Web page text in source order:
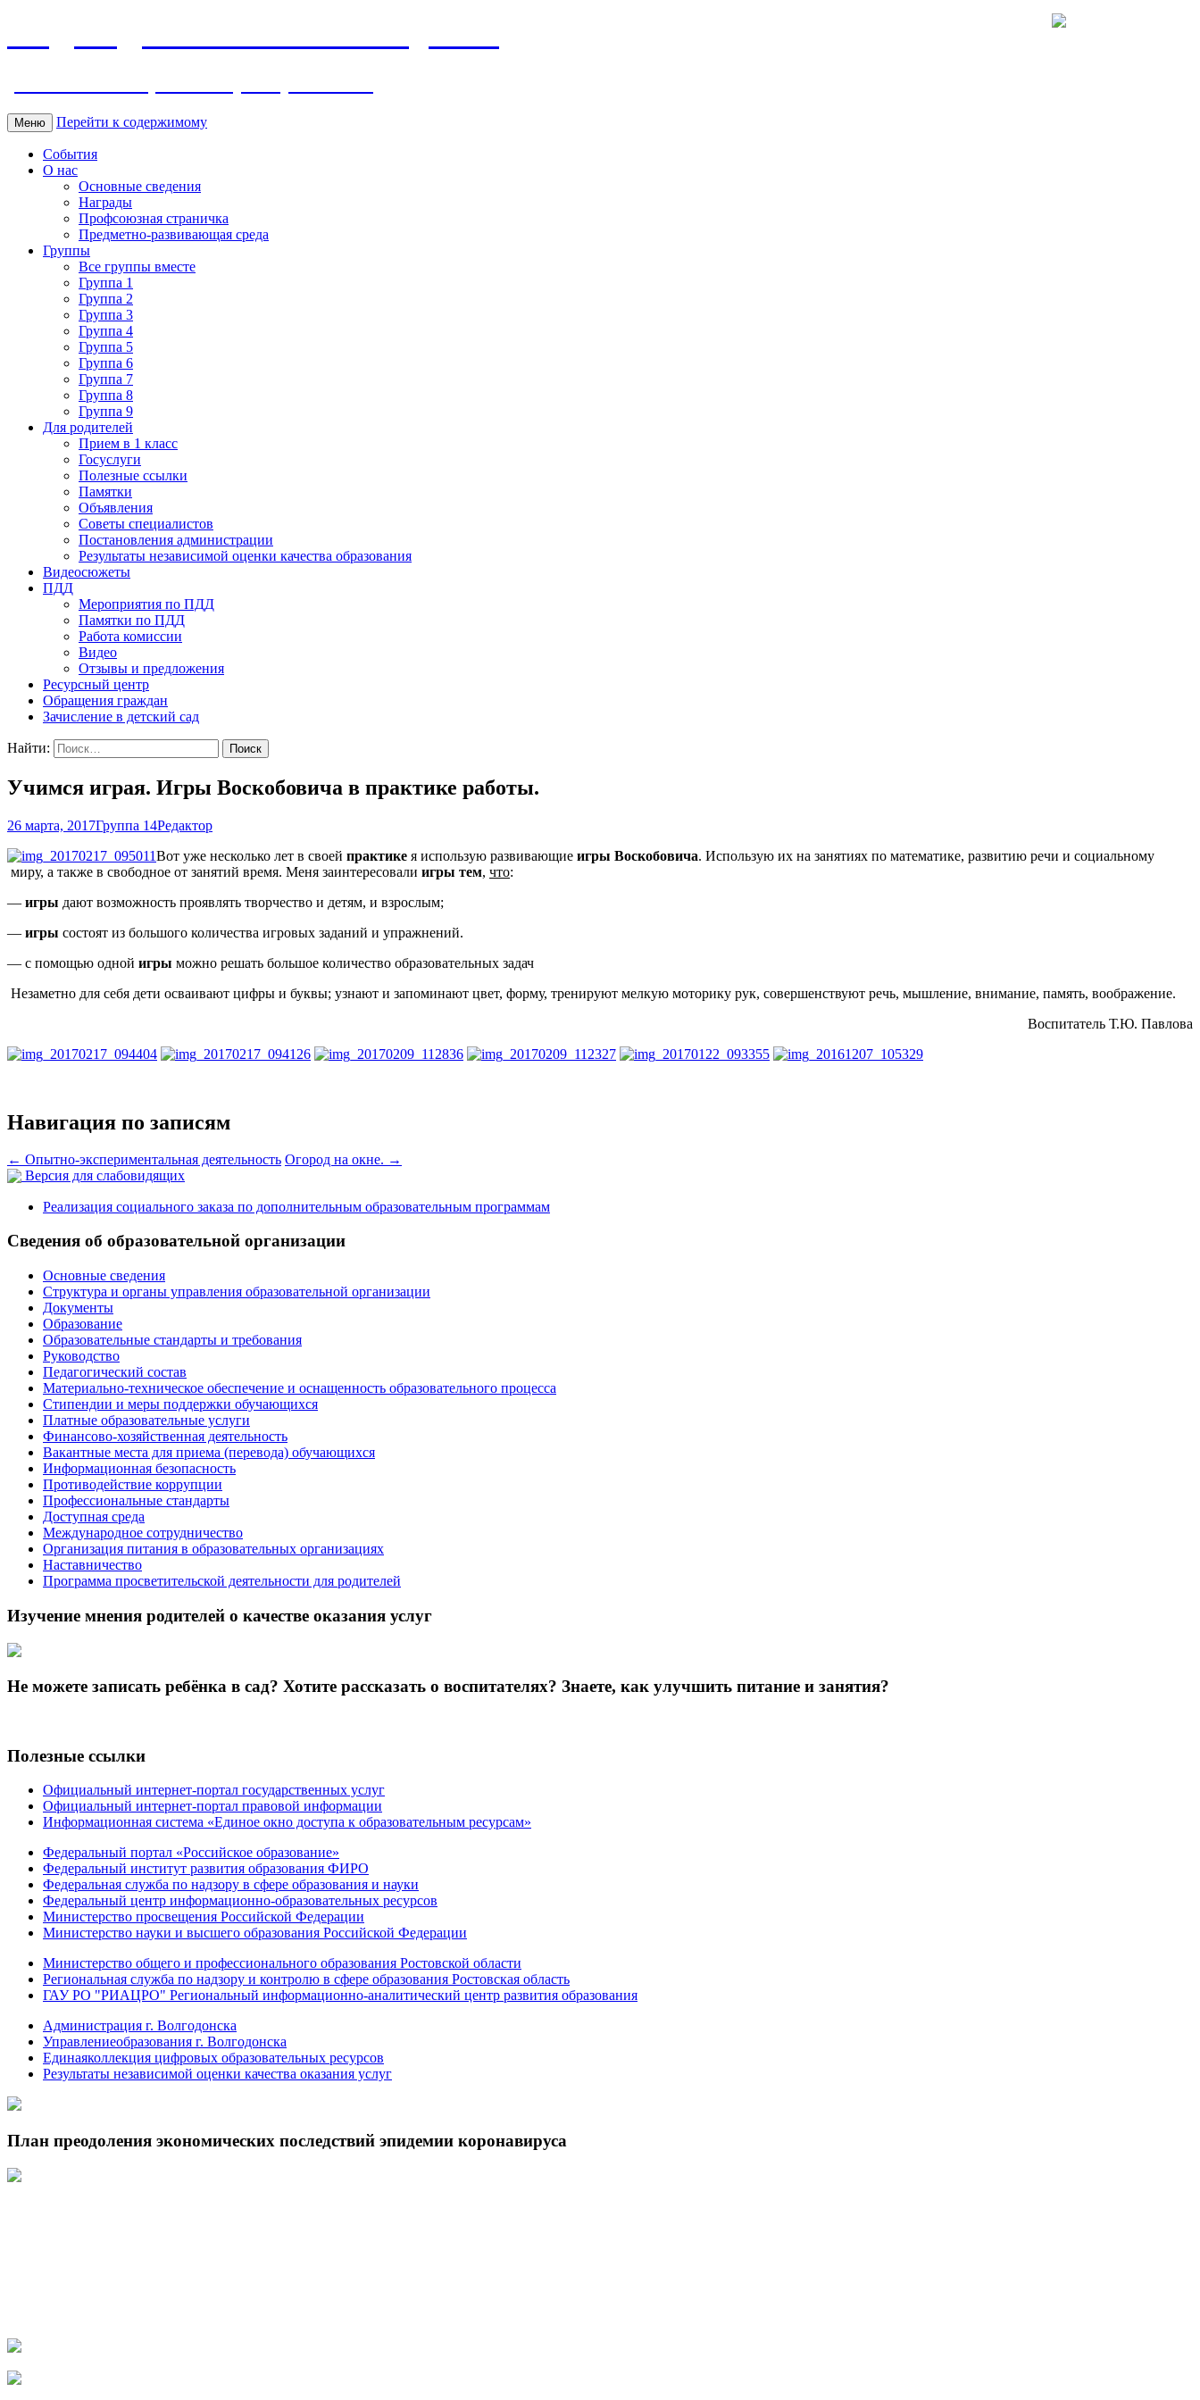
Меню Перейти к содержимому
События
О нас
Основные сведения
Награды
Профсоюзная страничка
Предметно-развивающая среда
Группы
Все группы вместе
Группа 1
Группа 2
Группа 3
Группа 4
Группа 5
Группа 6
Группа 7
Группа 8
Группа 9
Для родителей
Прием в 1 класс
Госуслуги
Полезные ссылки
Памятки
Объявления
Советы специалистов
Постановления администрации
Результаты независимой оценки качества образования
Видеосюжеты
ПДД
Мероприятия по ПДД
Памятки по ПДД
Работа комиссии
Видео
Отзывы и предложения
Ресурсный центр
Обращения граждан
Зачисление в детский сад
Найти:
Учимся играя. Игры Воскобовича в практике работы.
26 марта, 2017Группа 14Редактор
Вот уже несколько лет в своей практике я использую развивающие игры Воскобовича. Использую их на занятиях по математике, развитию речи и социальному
миру, а также в свободное от занятий время. Меня заинтересовали игры тем, что:
— игры дают возможность проявлять творчество и детям, и взрослым;
— игры состоят из большого количества игровых заданий и упражнений.
— с помощью одной игры можно решать большое количество образовательных задач
Незаметно для себя дети осваивают цифры и буквы; узнают и запоминают цвет, форму, тренируют мелкую моторику рук, совершенствуют речь, мышление, внимание, память, воображение.
Воспитатель Т.Ю. Павлова
Навигация по записям
← Опытно-экспериментальная деятельность Огород на окне. →
Версия для слабовидящих
Реализация социального заказа по дополнительным образовательным программам
Сведения об образовательной организации
Основные сведения
Структура и органы управления образовательной организации
Документы
Образование
Образовательные стандарты и требования
Руководство
Педагогический состав
Материально-техническое обеспечение и оснащенность образовательного процесса
Стипендии и меры поддержки обучающихся
Платные образовательные услуги
Финансово-хозяйственная деятельность
Вакантные места для приема (перевода) обучающихся
Информационная безопасность
Противодействие коррупции
Профессиональные стандарты
Доступная среда
Международное сотрудничество
Организация питания в образовательных организациях
Наставничество
Программа просветительской деятельности для родителей
Изучение мнения родителей о качестве оказания услуг
Не можете записать ребёнка в сад? Хотите рассказать о воспитателях? Знаете, как улучшить питание и занятия?
Полезные ссылки
Официальный интернет-портал государственных услуг
Официальный интернет-портал правовой информации
Информационная система «Единое окно доступа к образовательным ресурсам»
Федеральный портал «Российское образование»
Федеральный институт развития образования ФИРО
Федеральная служба по надзору в сфере образования и науки
Федеральный центр информационно-образовательных ресурсов
Министерство просвещения Российской Федерации
Министерство науки и высшего образования Российской Федерации
Министерство общего и профессионального образования Ростовской области
Региональная служба по надзору и контролю в сфере образования Ростовская область
ГАУ РО "РИАЦРО" Региональный информационно-аналитический центр развития образования
Администрация г. Волгодонска
Управлениеобразования г. Волгодонска
Единаяколлекция цифровых образовательных ресурсов
Результаты независимой оценки качества оказания услуг
План преодоления экономических последствий эпидемии коронавируса